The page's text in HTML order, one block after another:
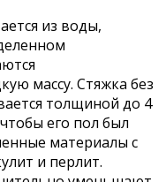
из воды,
массу. Стяжка без
толщиной до 4
его пол был
материалы с
и перлит.